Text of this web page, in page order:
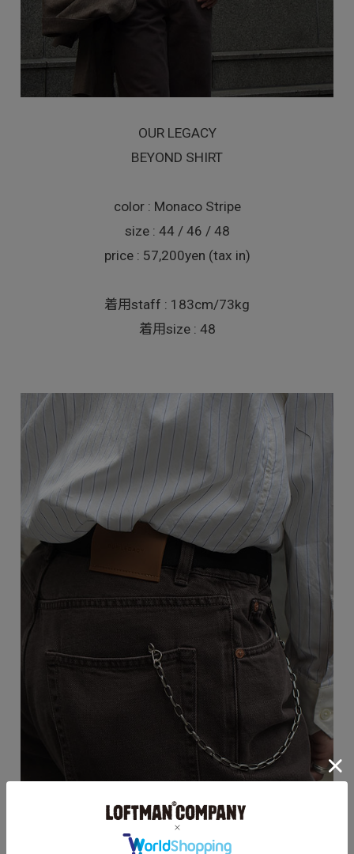
OUR LEGACY
BEYOND SHIRT
color : Monaco Stripe
size : 44 / 46 / 48
price : 57,200yen (tax in)
着用staff : 183cm/73kg
着用size : 48